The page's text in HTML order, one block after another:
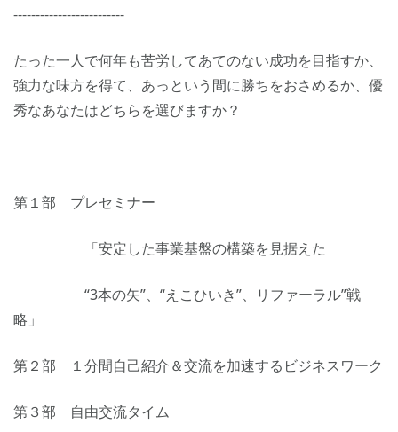
-------------------------
たった一人で何年も苦労してあてのない成功を目指すか、
強力な味方を得て、あっという間に勝ちをおさめるか、優
秀なあなたはどちらを選びますか？
第１部 プレセミナー
「安定した事業基盤の構築を見据えた
“3本の矢”、“えこひいき”、リファーラル”戦
略」
第２部 １分間自己紹介＆交流を加速するビジネスワーク
第３部 自由交流タイム